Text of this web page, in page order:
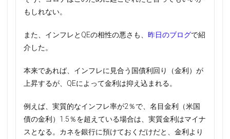
もしれない。
また、インフレとQEの相性の悪さも、 昨日のブログで紹
介した。
本来であれば、インフレに見合う国債利回り（金利）が
上昇するが、QEによって金利は抑え込まれる。
例えば、実質的なインフレ率が2％で、名目金利（米国
債の金利）1.5％を超えている場合は、実質金利はマイナ
スとなる。カネを銀行に預けておくだけだと、金利より